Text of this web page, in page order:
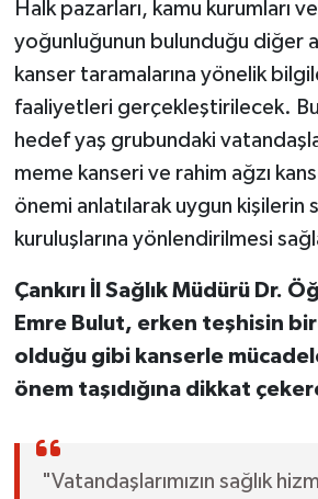
Halk pazarları, kamu kurumları
yoğunluğunun bulunduğu diğer
kanser taramalarına yönelik
faaliyetleri gerçekleştirilecek.
hedef yaş grubundaki
meme kanseri ve rahim ağzı
önemi anlatılarak uygun kişilerin
kuruluşlarına yönlendirilmesi
Çankırı İl Sağlık Müdürü Dr.
Emre Bulut, erken teşhisin
olduğu gibi kanserle
önem taşıdığına dikkat
"Vatandaşlarımızın sağlık